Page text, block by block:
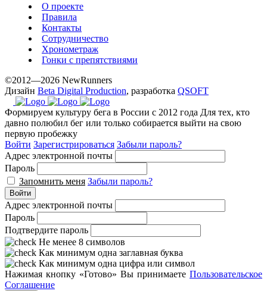
О проекте
Правила
Контакты
Сотрудничество
Хронометраж
Гонки с препятствиями
©2012—2026 NewRunners
Дизайн Beta Digital Production, разработка QSOFT
Формируем культуру бега в России с 2012 года Для тех, кто
давно полюбил бег или только собирается выйти на свою
первую пробежку
Войти Зарегистрироваться Забыли пароль?
Адрес электронной почты
Пароль
Запомнить меня Забыли пароль?
Войти
Адрес электронной почты
Пароль
Подтвердите пароль
Не менее 8 символов
Как минимум одна заглавная буква
Как минимум одна цифра или символ
Нажимая кнопку «Готово» Вы принимаете Пользовательское
Соглашение